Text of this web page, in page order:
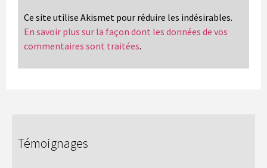
Ce site utilise Akismet pour réduire les indésirables.
En savoir plus sur la façon dont les données de vos
commentaires sont traitées.
Témoignages